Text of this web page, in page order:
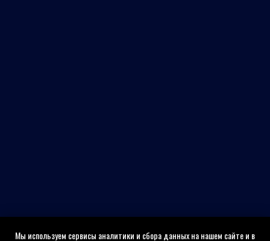
Мы используем сервисы аналитики и сбора данных на нашем сайте и в